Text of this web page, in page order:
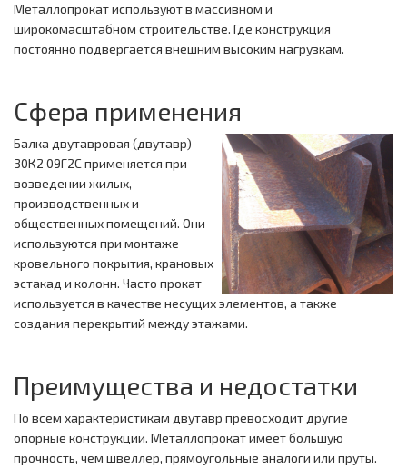
Металлопрокат используют в массивном и
широкомасштабном строительстве. Где конструкция
постоянно подвергается внешним высоким нагрузкам.
Сфера применения
Балка двутавровая (двутавр)
30К2 09Г2С применяется при
возведении жилых,
производственных и
общественных помещений. Они
используются при монтаже
кровельного покрытия, крановых
эстакад и колонн. Часто прокат
используется в качестве несущих элементов, а также
создания перекрытий между этажами.
Преимущества и недостатки
По всем характеристикам двутавр превосходит другие
опорные конструкции. Металлопрокат имеет большую
прочность, чем швеллер, прямоугольные аналоги или пруты.